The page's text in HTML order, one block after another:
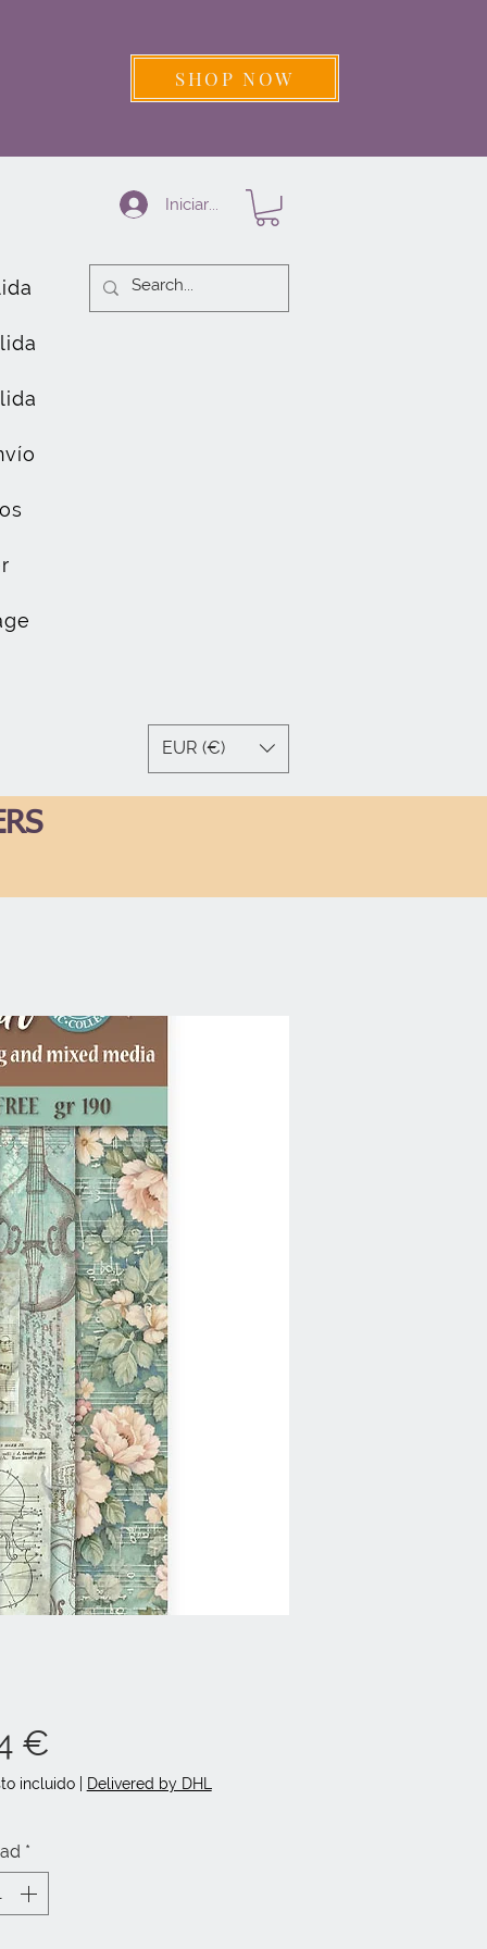
SHOP NOW
Iniciar sesión
EUR (€)
€
incluido| Delivered by DHL
*